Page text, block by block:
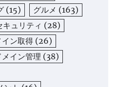
(15) グルメ (163)
キュリティ (28)
イン取得 (26)
メイン管理 (38)